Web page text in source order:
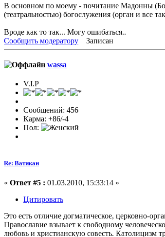
В основном по моему - почитание Мадонны
(театральностью) богослужения (орган и все
Вроде как то так... Могу ошибаться..
Сообщить модератору
Записан
wassa
V.I.P
Сообщений: 456
Карма: +86/-4
Пол:
Re: Ватикан
« Ответ #5 : 01.03.2010, 15:33:14 »
Цитировать
Это есть отличие догматическое, церковно-
Православие взывает к свободному
любовь и христианскую совесть. Католицизм